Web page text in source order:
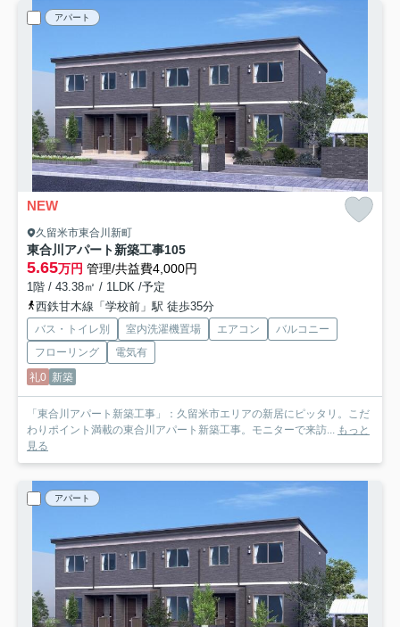
アパート
NEW
久留米市東合川新町
東合川アパート新築工事105
5.65万円 管理/共益費4,000円
1階 / 43.38㎡ / 1LDK /予定
西鉄甘木線「学校前」駅 徒歩35分
バス・トイレ別 室内洗濯機置場 エアコン
バルコニー
フローリング
電気有
礼0 新築
「東合川アパート新築工事」：久留米市エリアの新居にピッタリ。こだ
わりポイント満載の東合川アパート新築工事。モニターで来訪... もっと
見る
アパート